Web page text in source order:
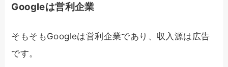
Googleは営利企業
そもそもGoogleは営利企業であり、収入源は広告
です。